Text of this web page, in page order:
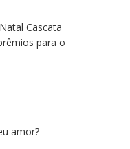
Cascata
para o
amor?